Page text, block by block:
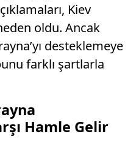
Kiev
oldu. Ancak
desteklemeye
farklı şartlarla
Hamle Gelir